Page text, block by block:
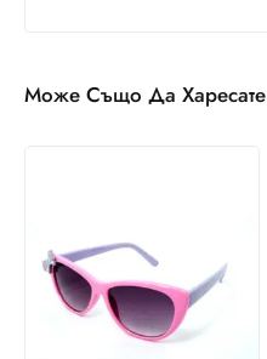
Може Също Да Харесате